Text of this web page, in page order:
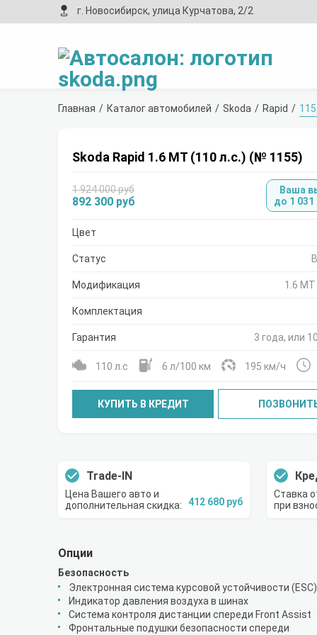
г. Новосибирск, улица Курчатова, 2/2
Главная Каталог автомобилей Skoda Rapid
Skoda Rapid 1.6 MT (110 л.с.) (№ 1155)
1 924 000 руб
892 300 руб
Ваша
до 1 031
Цвет
Статус
Модификация 1.6
Комплектация
Гарантия 3 года, или
110 л.с 6 л/100 км 195 км/ч
КУПИТЬ В КРЕДИТ
Trade-IN
Цена Вашего авто и
дополнительная скидка:
412 680 руб
Ставка
при
Опции
Безопасность
Электронная система курсовой устойчивости (ESC)
Индикатор давления воздуха в шинах
Система контроля дистанции спереди Front Assist
Фронтальные подушки безопасности спереди